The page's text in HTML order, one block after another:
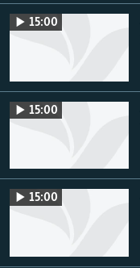
15:00
15:00
15:00